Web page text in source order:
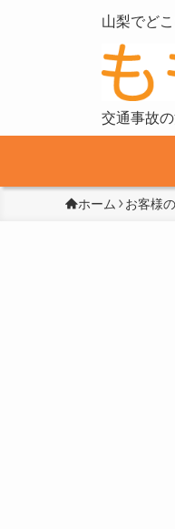
山梨でど
交通事故
ホーム お客様